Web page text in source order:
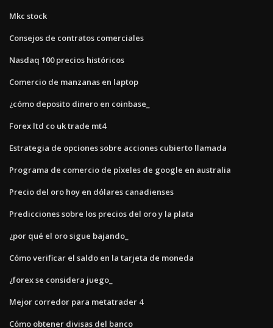
Mkc stock
Consejos de contratos comerciales
Nasdaq 100 precios históricos
Comercio de manzanas en laptop
¿cómo deposito dinero en coinbase_
Forex ltd co uk trade mt4
Estrategia de opciones sobre acciones cubierto llamada
Programa de comercio de píxeles de google en australia
Precio del oro hoy en dólares canadienses
Predicciones sobre los precios del oro y la plata
¿por qué el oro sigue bajando_
Cómo verificar el saldo en la tarjeta de moneda
¿forex se considera juego_
Mejor corredor para metatrader 4
Cómo obtener divisas del banco